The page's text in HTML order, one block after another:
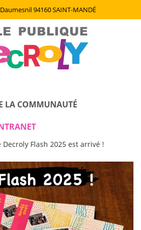
94160 SAINT-MANDÉ
LA COMMUNAUTÉ
Decroly Flash 2025 est arrivé !